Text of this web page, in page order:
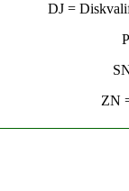
DJ =
ZN